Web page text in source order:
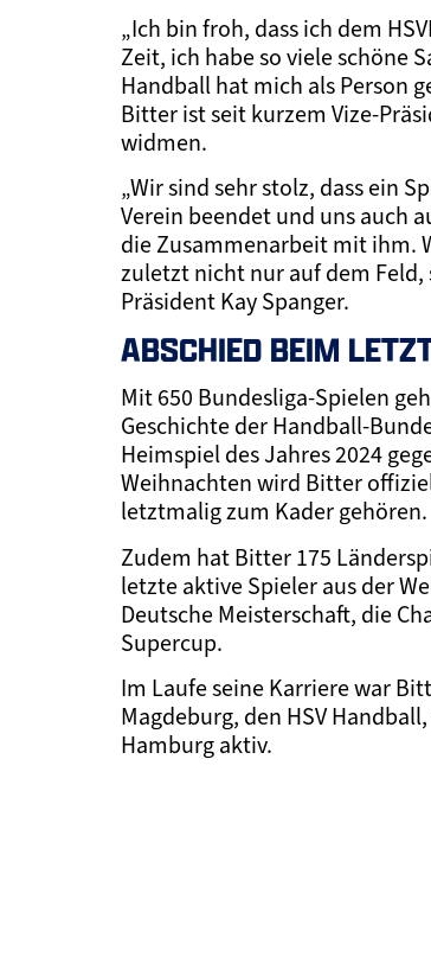
„Ich bin froh, dass ich dem
Zeit, ich habe so viele schöne
Handball hat mich als Person
Bitter ist seit kurzem Vize-
widmen.
„Wir sind sehr stolz, dass ein
Verein beendet und uns auch
die Zusammenarbeit mit ihm.
zuletzt nicht nur auf dem Feld,
Präsident Kay Spanger.
ABSCHIED BEIM
Mit 650 Bundesliga-Spielen
Geschichte der Handball-
Heimspiel des Jahres 2024
Weihnachten wird Bitter
letztmalig zum Kader gehören.
Zudem hat Bitter 175
letzte aktive Spieler aus der
Deutsche Meisterschaft, die
Supercup.
Im Laufe seine Karriere war
Magdeburg, den HSV
Hamburg aktiv.